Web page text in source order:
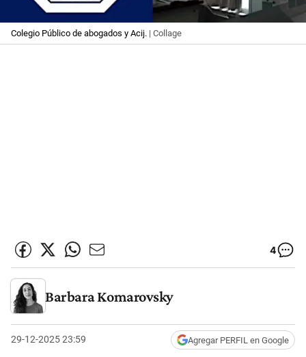
Colegio Público de abogados y Acij. | Collage
4
Barbara Komarovsky
29-12-2025 23:59 Agregar PERFIL en Google